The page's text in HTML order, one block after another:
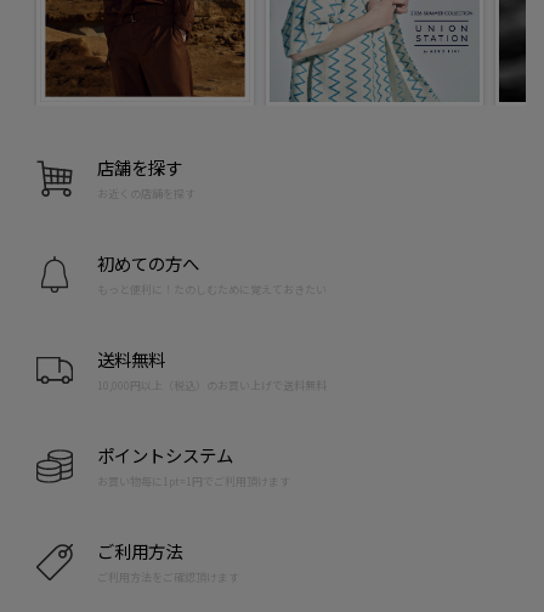
店舗を探す
お近くの店舗を探す
初めての方へ
もっと便利に！たのしむために覚えておきたい
送料無料
10,000円以上（税込）のお買い上げで送料無料
ポイントシステム
お買い物毎に1pt=1円でご利用頂けます
ご利用方法
ご利用方法をご確認頂けます